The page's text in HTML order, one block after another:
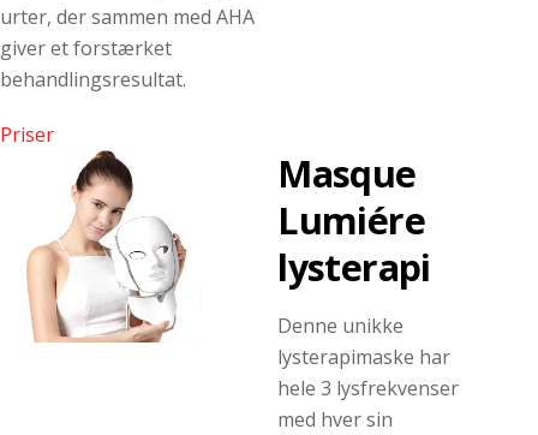
urter, der sammen med AHA
giver et forstærket
behandlingsresultat.
Priser
Masque
Lumiére
lysterapi
Denne unikke
lysterapimaske har
hele 3 lysfrekvenser
med hver sin